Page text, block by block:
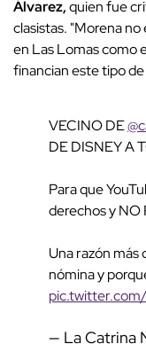
Álvarez,quien fue
clasistas. "Morena
en Las Lomas como
financian este tipo
VECINO DE
DE DISNEY A
Para que
derechos y NO
Una razón más
nómina y
— La Catrina